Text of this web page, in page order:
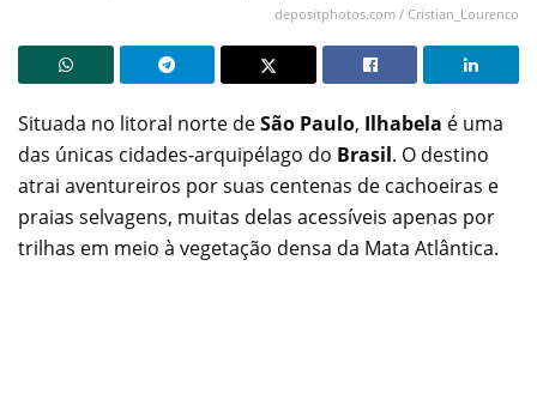
depositphotos.com / Cristian_Lourenco
Situada no litoral norte deSão Paulo, Ilhabela é uma
das únicas cidades-arquipélago do Brasil. O destino
atrai aventureiros por suas centenas de cachoeiras e
praias selvagens, muitas delas acessíveis apenas por
trilhas em meio à vegetação densa da Mata Atlântica.